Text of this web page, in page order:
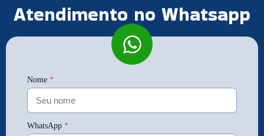
Atendimento no Whatsapp